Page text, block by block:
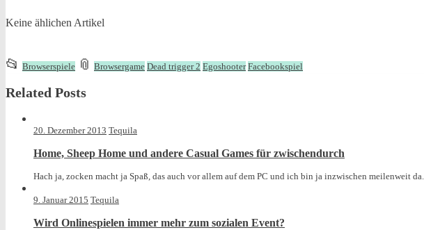
Keine ählichen Artikel
📂 This
was
Browserspiele 📎 and
Browsergame Dead trigger 2 Egoshooter Facebookspiel
Related Posts
20. Dezember 2013 Tequila
Home, Sheep Home und andere Casual Games für zwischendurch
Hach ja, zocken macht ja Spaß, das auch vor allem auf dem PC und ich bin ja inzwischen meilenweit da...
9. Januar 2015 Tequila
Wird Onlinespielen immer mehr zum sozialen Event?